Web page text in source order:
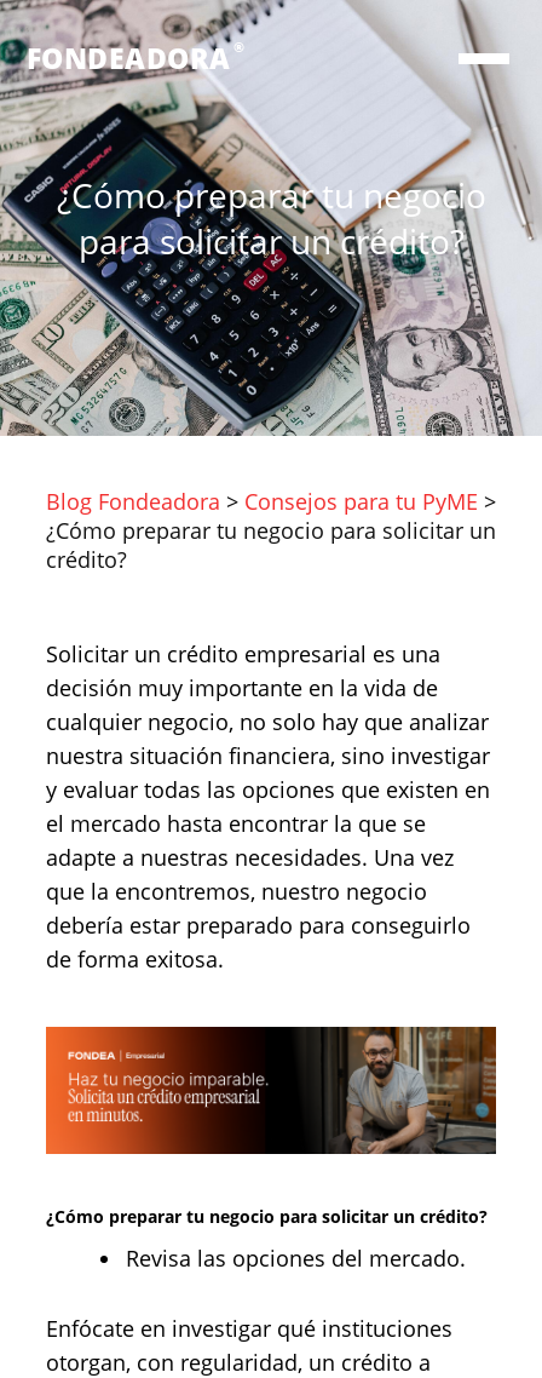
FONDEADORA ®
¿Cómo preparar tu negocio
para solicitar un crédito?
Blog Fondeadora > Consejos para tu PyME >
¿Cómo preparar tu negocio para solicitar un
crédito?
Solicitar un crédito empresarial es una
decisión muy importante en la vida de
cualquier negocio, no solo hay que analizar
nuestra situación financiera, sino investigar
y evaluar todas las opciones que existen en
el mercado hasta encontrar la que se
adapte a nuestras necesidades. Una vez
que la encontremos, nuestro negocio
debería estar preparado para conseguirlo
de forma exitosa.
¿Cómo preparar tu negocio para solicitar un crédito?
Revisa las opciones del mercado.
Enfócate en investigar qué instituciones
otorgan, con regularidad, un crédito a